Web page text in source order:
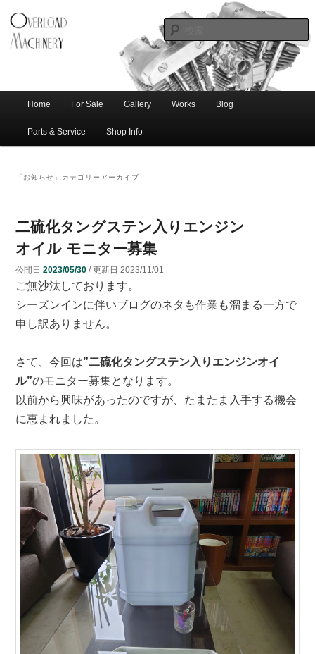
新潟のハー
レー中古車
バーロード
ショベル・アイアンスポーツ・エボビッグツイン＆スポーツスターなどを取
り扱う中古ハーレー専門店。整備・修理・カスタムまで一貫対応します。
ン
メ
イ
ン
コ
ン
ツ
へ
動
サ
ブ
コ
ン
テ
へ
移
Home For Sale Gallery Works Blog
Parts & Service Shop Info
「 お知らせ 」カテゴリーアーカイブ
二硫化タングステン入りエンジン
オイル モニター募集
公開日 2023/05/30/ 更新日 2023/11/01
ご無沙汰しております。
シーズンインに伴いブログのネタも作業も溜まる一方で
申し訳ありません。
さて、今回は”二硫化タングステン入りエンジンオイ
ル”のモニター募集となります。
以前から興味があったのですが、たまたま入手する機会
に恵まれました。